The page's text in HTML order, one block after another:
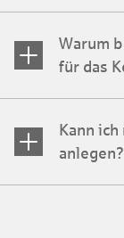
Warum
für das
Kann
anlegen?